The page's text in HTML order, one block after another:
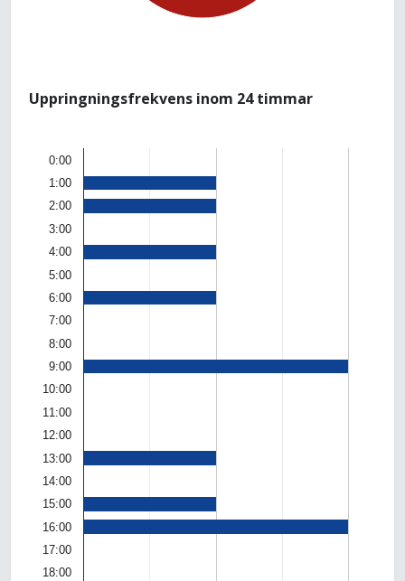
Uppringningsfrekvens inom 24 timmar
0:00
1:00
2:00
3:00
4:00
5:00
6:00
7:00
8:00
9:00
10:00
11:00
12:00
13:00
14:00
15:00
16:00
17:00
18:00